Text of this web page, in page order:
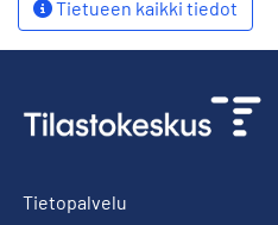
Tietueen kaikki tiedot
Tietopalvelu